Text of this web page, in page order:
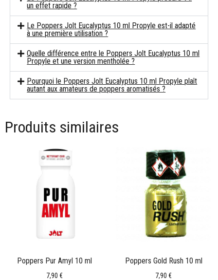
un effet rapide ?
Le Poppers Jolt Eucalyptus 10 ml Propyle est-il adapté
à une première utilisation ?
Quelle différence entre le Poppers Jolt Eucalyptus 10 ml
Propyle et une version mentholée ?
Pourquoi le Poppers Jolt Eucalyptus 10 ml Propyle plaît
autant aux amateurs de poppers aromatisés ?
Produits similaires
Poppers Pur Amyl 10 ml
7,90 €
Poppers Gold Rush 10 ml
7,90 €